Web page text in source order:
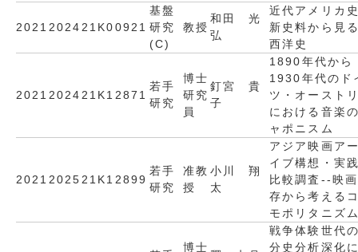
2021 2024 21K00921
基盤
研究
(C)
教授
和田 光
弘
近代アメリカ
新史料から見
西洋史
2021 2024 21K12871
若手
研究
博士
研究
員
釘宮 貴
子
1890年代から
1930年代のド
ツ・オースト
における音楽
ャポニスム
2021 2025 21K12899
若手
研究
准教
授
小川 翔
太
アジア映画ア
イブ構想・実
比較調査--映
存から考える
モポリタニズ
博士
戦争体験世代
分史分析深化